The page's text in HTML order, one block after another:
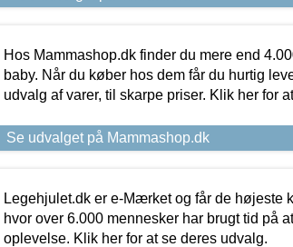
Hos Mammashop.dk finder du mere end
baby. Når du køber hos dem får du hurtig
udvalg af varer, til skarpe priser. Klik her for
Se udvalget på Mammashop.dk
Legehjulet.dk er e-Mærket og får de højeste
hvor over 6.000 mennesker har brugt tid på
oplevelse. Klik her for at se deres udvalg.